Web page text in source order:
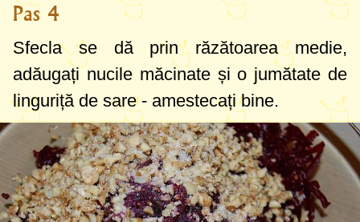
Pas 4
Sfecla se dă prin răzătoarea medie,
adăugați nucile măcinate și o jumătate de
linguriță de sare - amestecați bine.